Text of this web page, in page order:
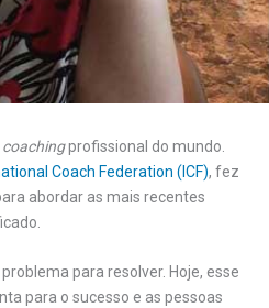
coachingprofissional do mundo.
Coach Federation (ICF), fez
abordar as mais recentes
para resolver. Hoje, esse
para o sucesso e as pessoas